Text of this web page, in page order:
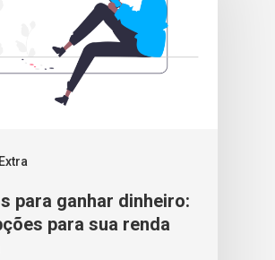
para ganhar dinheiro:
para sua renda